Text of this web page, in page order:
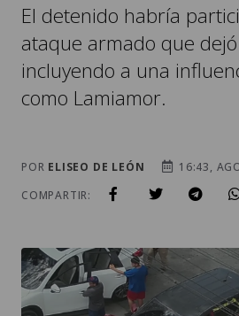
El detenido habría
ataque armado que
incluyendo a una
como Lamiamor.
POR ELISEO DE LEÓN
16:43,
COMPARTIR: